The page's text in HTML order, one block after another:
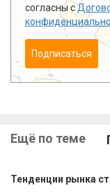
согласны с
Подписаться
Ещё по теме
Тенденции рынка